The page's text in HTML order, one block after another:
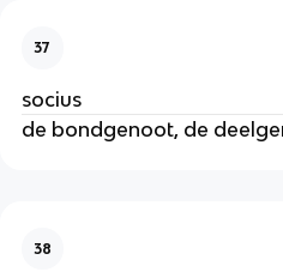
37
socius
de bondgenoot, de
38